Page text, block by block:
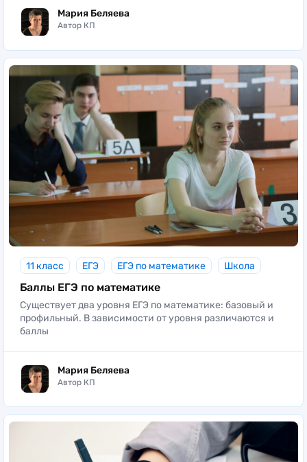
Мария Беляева
Автор КП
11 класс ЕГЭ ЕГЭ по математике Школа
Баллы ЕГЭ по математике
Существует два уровня ЕГЭ по математике: базовый и
профильный. В зависимости от уровня различаются и
баллы
Мария Беляева
Автор КП